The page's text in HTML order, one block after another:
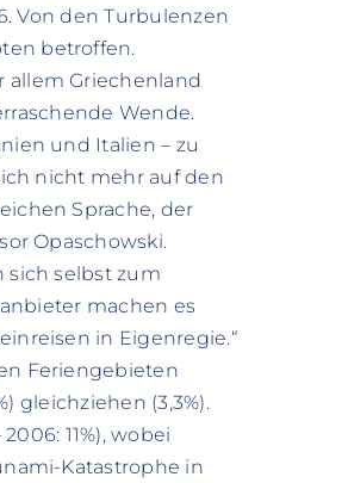
Von den Turbulenzen
betroffen.
allem Griechenland
Wende.
und Italien – zu
nicht mehr auf den
Sprache, der
Opaschowski.
sich selbst zum
machen es
in Eigenregie.“
Feriengebieten
gleichziehen (3,3%).
11%), wobei
Katastrophe in